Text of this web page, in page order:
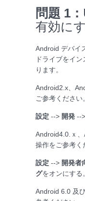
問題 1：
有効に
Android デバイ
ドライブをイ
ります。
Android2.x、
ご参考ください。
設定 --> 開発 -->
Android4.0.ｘ
操作をご参考く
設定 --> 開発者
グをオンにする。
Android 6.0 及